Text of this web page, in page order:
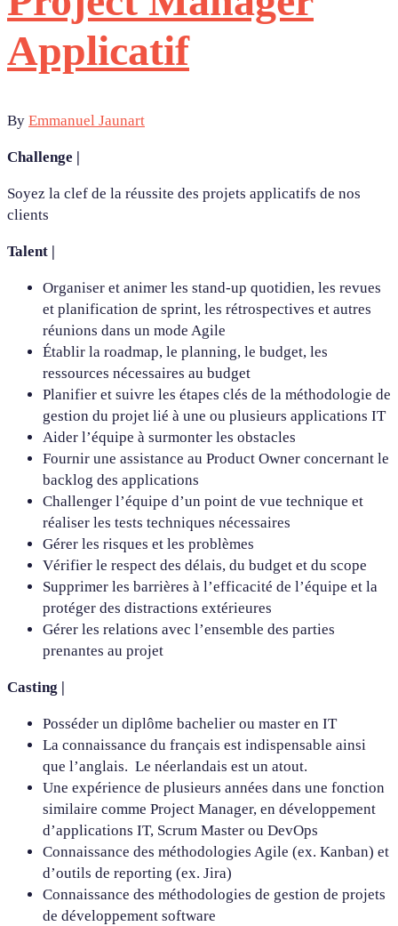
Applicatif
By Emmanuel Jaunart
Challenge |
Soyez la clef de la réussite des projets applicatifs de nos
clients
Talent |
Organiser et animer les stand-up quotidien, les revues
et planification de sprint, les rétrospectives et autres
réunions dans un mode Agile
Établir la roadmap, le planning, le budget, les
ressources nécessaires au budget
Planifier et suivre les étapes clés de la méthodologie de
gestion du projet lié à une ou plusieurs applications IT
Aider l’équipe à surmonter les obstacles
Fournir une assistance au Product Owner concernant le
backlog des applications
Challenger l’équipe d’un point de vue technique et
réaliser les tests techniques nécessaires
Gérer les risques et les problèmes
Vérifier le respect des délais, du budget et du scope
Supprimer les barrières à l’efficacité de l’équipe et la
protéger des distractions extérieures
Gérer les relations avec l’ensemble des parties
prenantes au projet
Casting |
Posséder un diplôme bachelier ou master en IT
La connaissance du français est indispensable ainsi
que l’anglais. Le néerlandais est un atout.
Une expérience de plusieurs années dans une fonction
similaire comme Project Manager, en développement
d’applications IT, Scrum Master ou DevOps
Connaissance des méthodologies Agile (ex. Kanban) et
d’outils de reporting (ex. Jira)
Connaissance des méthodologies de gestion de projets
de développement software